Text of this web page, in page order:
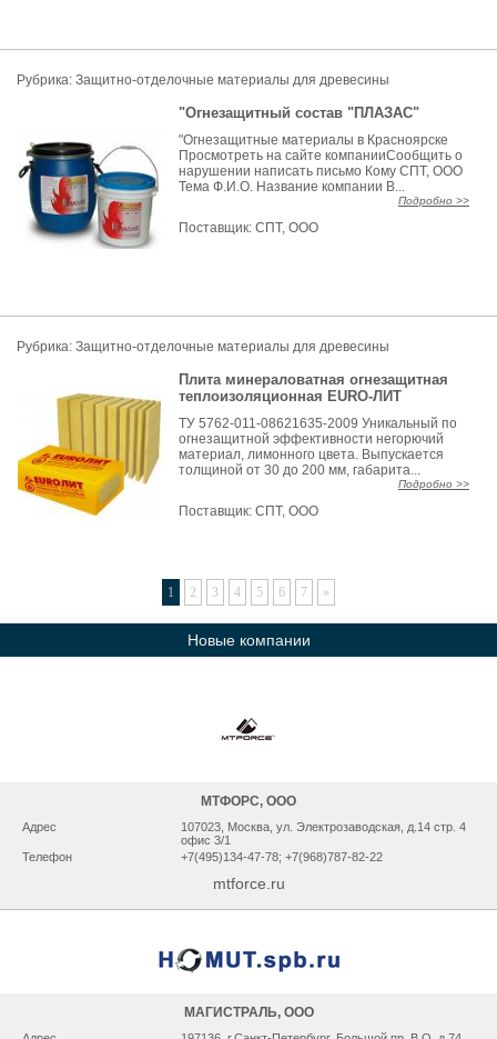
Рубрика: Защитно-отделочные материалы для древесины
"Огнезащитный состав "ПЛАЗАС"
"Огнезащитные материалы в Красноярске
Просмотреть на сайте компанииСообщить о
нарушении написать письмо Кому СПТ, ООО
Тема Ф.И.О. Название компании В...
Подробно >>
Поставщик:СПТ, ООО
Рубрика: Защитно-отделочные материалы для древесины
Плита минераловатная огнезащитная
теплоизоляционная EURO-ЛИТ
ТУ 5762-011-08621635-2009 Уникальный по
огнезащитной эффективности негорючий
материал, лимонного цвета. Выпускается
толщиной от 30 до 200 мм, габарита...
Подробно >>
Поставщик:СПТ, ООО
1 2 3 4 5 6 7 »
Новые компании
МТФОРС, ООО
Адрес
107023, Москва, ул. Электрозаводская, д.14 стр. 4
офис 3/1
Телефон
+7(495)134-47-78; +7(968)787-82-22
mtforce.ru
МАГИСТРАЛЬ, ООО